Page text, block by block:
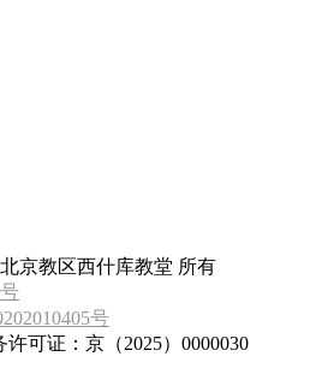
京教区西什库教堂 所有
号
可证：京（2025）0000030